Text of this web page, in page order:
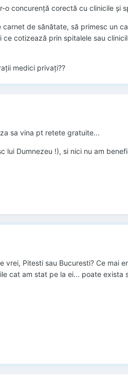
o concurență corectă cu clinicile și
de sănătate, să primesc un
cotizează prin spitalele sau
medici privați??
sa vina pt retete gratuite...
Dumnezeu !), si nici nu am
Pitesti sau Bucuresti? Ce mai
cat am stat pe la ei... poate exista